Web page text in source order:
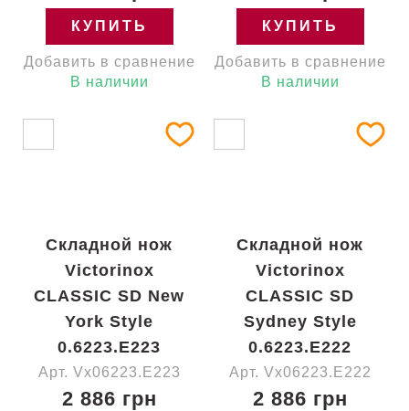
КУПИТЬ
Добавить в сравнение
В наличии
КУПИТЬ
Добавить в сравнение
В наличии
Складной нож
Victorinox
CLASSIC SD New
York Style
0.6223.E223
Арт. Vx06223.E223
2 886 грн
Складной нож
Victorinox
CLASSIC SD
Sydney Style
0.6223.E222
Арт. Vx06223.E222
2 886 грн